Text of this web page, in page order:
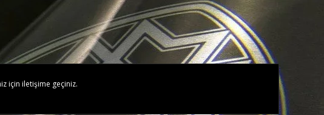
için iletişime geçiniz.